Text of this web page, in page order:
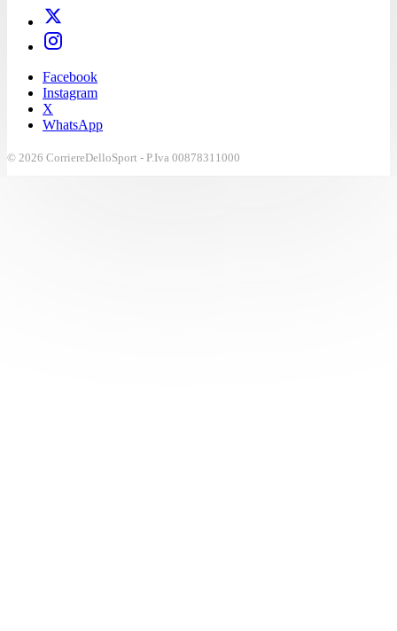
Facebook
Instagram
X
WhatsApp
© 2026 CorriereDelloSport - P.Iva 00878311000